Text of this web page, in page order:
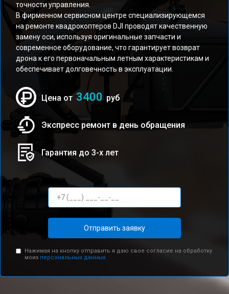
точности управления.
В фирменном сервисном центре специализирующемся
на ремонте квадрокоптеров DJI проводят качественную
замену оси, используя оригинальные запчасти и
современное оборудование, что гарантирует возврат
дрона к его первоначальным летным характеристикам и
обеспечивает долговечность в эксплуатации.
Цена от 3400 руб
Экспресс ремонт в день обращения
Гарантия до 3-х лет
Отправить заявку
Нажимая на кнопку отправить я даю свое согласие на обработку
моих персональных данных.